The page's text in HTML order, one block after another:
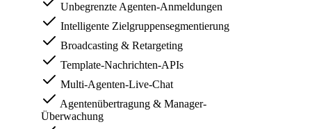
Unbegrenzte Agenten-Anmeldungen
Intelligente Zielgruppensegmentierung
Broadcasting & Retargeting
Template-Nachrichten-APIs
Multi-Agenten-Live-Chat
Agentenübertragung & Manager-
Überwachung